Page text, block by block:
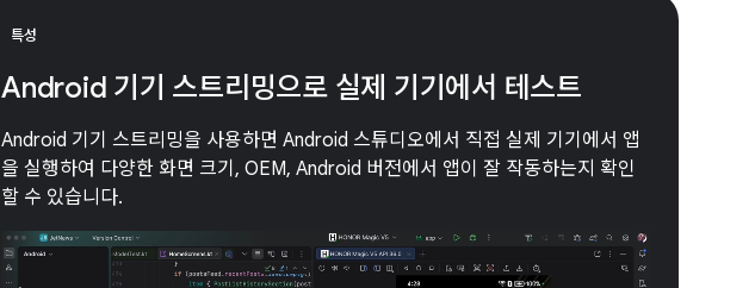
특성
Android 기기 스트리밍으로 실제 기기에서 테스트
Android 기기 스트리밍을 사용하면 Android 스튜디오에서 직접 실제 기기에서 앱
을 실행하여 다양한 화면 크기, OEM, Android 버전에서 앱이 잘 작동하는지 확인
할 수 있습니다.